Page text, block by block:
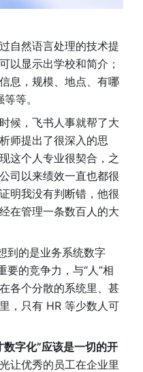
自然语言处理的技术提
以显示出学校和简介；
息，规模、地点、有哪
等。
候，飞书人事就帮了大
师提出了很深入的思
这个人专业很契合，之
司以来绩效一直也都很
明我没有判断错，他很
在管理一条数百人的大
到的是业务系统数字
的竞争力，与“人”相
各个分散的系统里、甚
，只有 HR 等少数人可
字化”应该是一切的开
让优秀的员工在企业里